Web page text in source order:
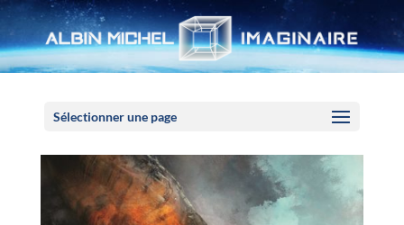
Sélectionner une page
Panneau de gestion des cookies